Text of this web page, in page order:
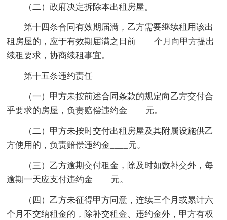
（二）政府决定拆除本出租房屋。
第十四条合同有效期届满，乙方需要继续租用该出
租房屋的，应于有效期届满之日前____个月向甲方提出
续租要求，协商续租事宜。
第十五条违约责任
（一）甲方未按前述合同条款的规定向乙方交付合
乎要求的房屋，负责赔偿违约金____元。
（二）甲方未按时交付出租房屋及其附属设施供乙
方使用的，负责赔偿违约金____元。
（三）乙方逾期交付租金，除及时如数补交外，每
逾期一天应支付违约金____元。
（四）乙方未征得甲方同意，连续三个月或累计六
个月不交纳租金的，除补交租金、违约金外，甲方有权